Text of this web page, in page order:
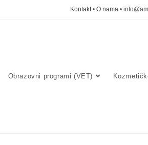
Kontakt• O nama •
Obrazovni programi (VET)